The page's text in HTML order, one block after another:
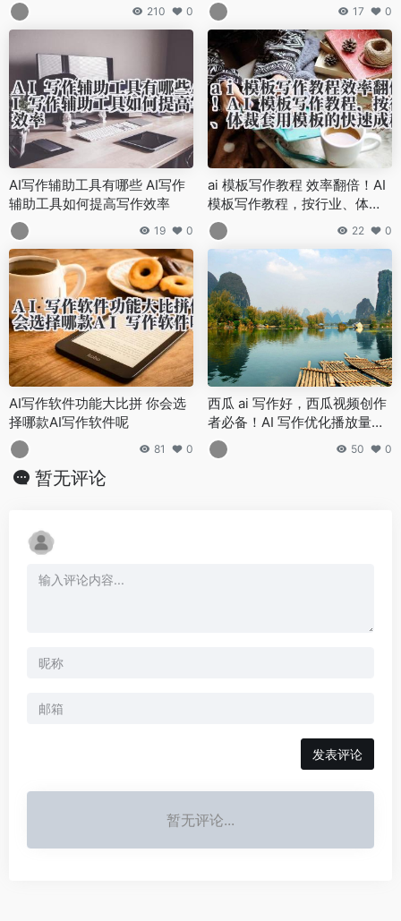
210 0 17 0
AI写作辅助工具有哪些 AI写作
辅助工具如何提高写作效率
19 0
ai 模板写作教程 效率翻倍！AI
模板写作教程，按行业、体裁
套用模板的快速成稿技巧 22 0
AI写作软件功能大比拼 你会选
择哪款AI写作软件呢
81 0
西瓜 ai 写作好，西瓜视频创作
者必备！AI 写作优化播放量的
实用技巧与案例
50 0
暂无评论
发表评论
暂无评论...